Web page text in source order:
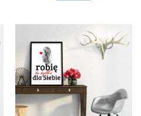
wiele
wariantów.
Opcje
można
wybrać
na